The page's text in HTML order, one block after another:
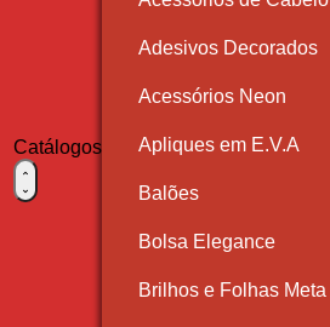
Catálogos
Adesivos Decorados
Acessórios Neon
Apliques em E.V.A
Balões
Bolsa Elegance
Brilhos e Folhas Meta